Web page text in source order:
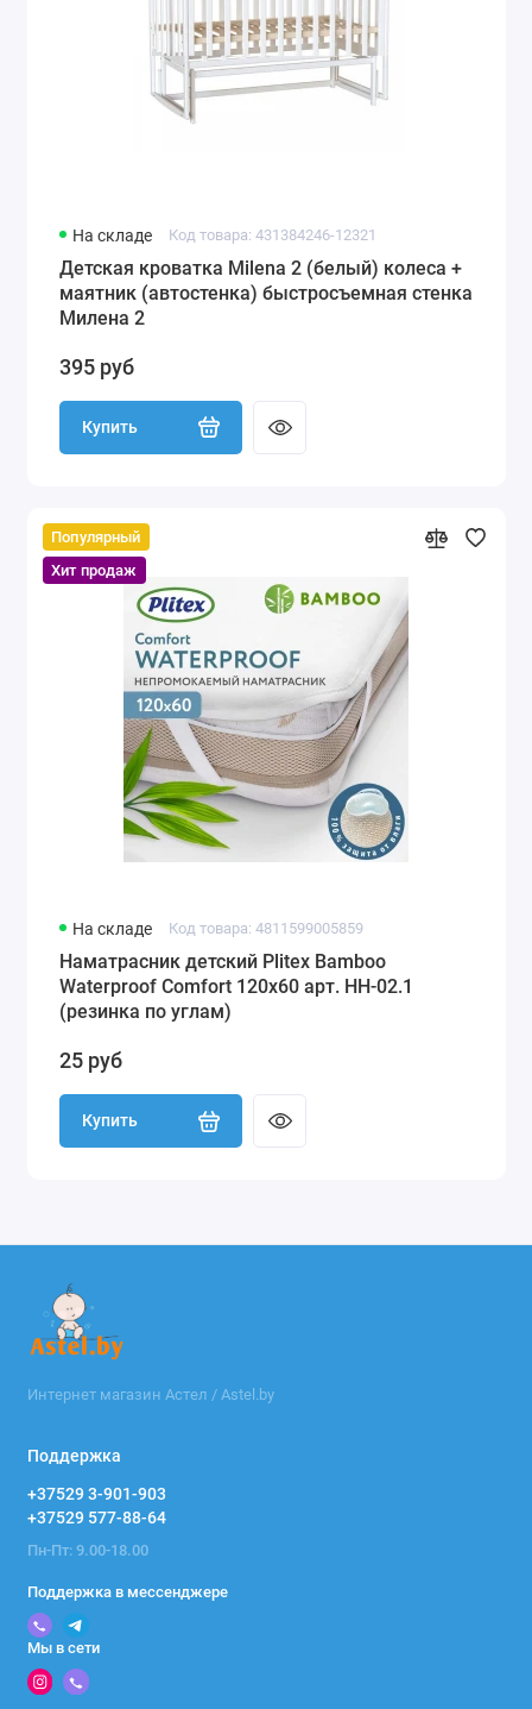
На складе Код товара: 431384246-12321
Детская кроватка Milena 2 (белый) колеса +
маятник (автостенка) быстросъемная стенка
Милена 2
395 руб
Купить
Популярный
Хит продаж
На складе Код товара: 4811599005859
Наматрасник детский Plitex Bamboo
Waterproof Comfort 120х60 арт. НН-02.1
(резинка по углам)
25 руб
Купить
Интернет магазин Астел / Astel.by
Поддержка
+37529 3-901-903
+37529 577-88-64
Пн-Пт: 9.00-18.00
Поддержка в мессенджере
Мы в сети